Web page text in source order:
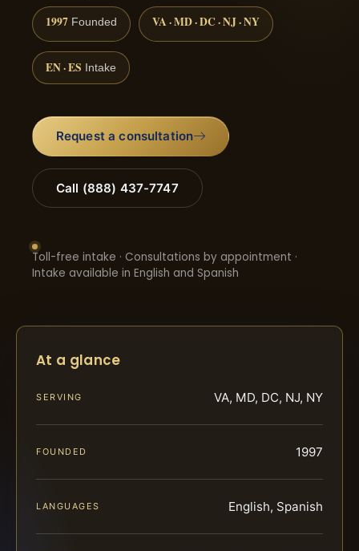
1997 Founded VA · MD · DC · NJ · NY
EN · ES Intake
Request a consultation
Call (888) 437-7747
Toll-free intake · Consultations by appointment ·
Intake available in English and Spanish
At a glance
SERVING VA, MD, DC, NJ, NY
FOUNDED 1997
LANGUAGES English, Spanish